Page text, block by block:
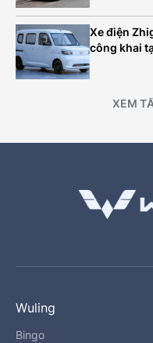
Xe điện
công khai
XEM
Wuling
Bingo